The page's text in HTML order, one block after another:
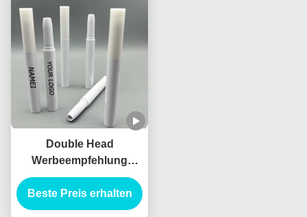
Planbare Mater
Double Head
Werbeempfehlung
leerer Matte Lippenstift
Highlighter Stift eyeliner
Eyeliner Farbfleckfarbe
Beste Preis erhalten